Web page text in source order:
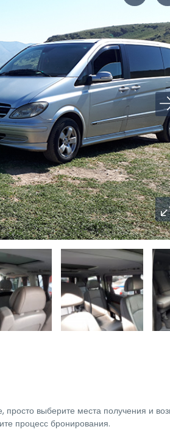
выберите места получения и
процесс бронирования.